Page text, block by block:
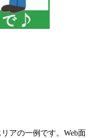
アの一例です。Web面